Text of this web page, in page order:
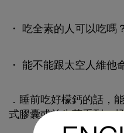
・ 吃全素的人可以吃嗎？
・ 能不能跟太空人維他
．睡前吃好檬鈣的話，
式膠囊或益生菌系列一